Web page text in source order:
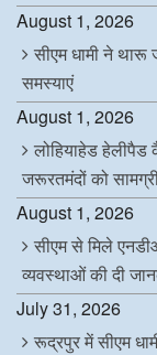
August 1, 2026
सीएम धामी ने थारू
समस्याएं
August 1, 2026
लोहियाहेड
जरूरतमंदों को
August 1, 2026
सीएम से मिले
व्यवस्थाओं की दी
July 31, 2026
रूद्रपुर में सीएम